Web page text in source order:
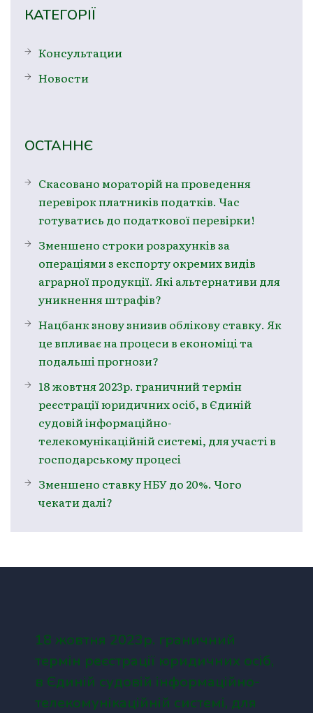
КАТЕГОРІЇ
Консультации
Новости
ОСТАННЄ
Скасовано мораторій на проведення
перевірок платників податків. Час
готуватись до податкової перевірки!
Зменшено строки розрахунків за
операціями з експорту окремих видів
аграрної продукції. Які альтернативи для
уникнення штрафів?
Нацбанк знову знизив облікову ставку. Як
це впливає на процеси в економіці та
подальші прогнози?
18 жовтня 2023р. граничний термін
реєстрації юридичних осіб, в Єдиній
судовій інформаційно-
телекомунікаційній системі, для участі в
господарському процесі
Зменшено ставку НБУ до 20%. Чого
чекати далі?
18 жовтня 2023р. граничний
термін реєстрації юридичних осіб,
в Єдиній судовій інформаційно-
телекомунікаційній системі, для